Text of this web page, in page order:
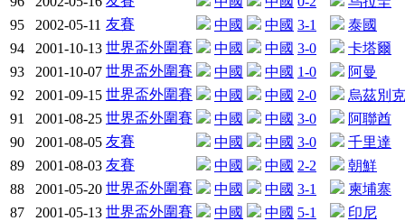
95
2002-05-11 友賽 中國 中國 3-1
泰國
94
2001-10-13 世界盃外圍賽 中國 中國 3-0
卡塔爾
93
2001-10-07 世界盃外圍賽 中國 中國 1-0
阿曼
92
2001-09-15 世界盃外圍賽 中國 中國 2-0
烏茲別克
91
2001-08-25 世界盃外圍賽 中國 中國 3-0
阿聯酋
90
2001-08-05 友賽 中國 中國 3-0
千里達
89
2001-08-03 友賽 中國 中國 2-2
朝鮮
88
2001-05-20 世界盃外圍賽 中國 中國 3-1
柬埔寨
87
2001-05-13 世界盃外圍賽 中國 中國 5-1
印尼